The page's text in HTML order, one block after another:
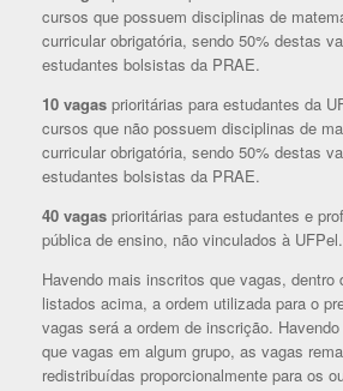
cursos que possuem disciplinas de
curricular obrigatória, sendo 50% destas
estudantes bolsistas da PRAE.
10 vagas prioritárias para estudantes da
cursos que não possuem disciplinas de
curricular obrigatória, sendo 50% destas
estudantes bolsistas da PRAE.
40 vagas prioritárias para estudantes e
pública de ensino, não vinculados à UFPel.
Havendo mais inscritos que vagas, dentro
listados acima, a ordem utilizada para o
vagas será a ordem de inscrição.
que vagas em algum grupo, as vagas
redistribuídas proporcionalmente para os